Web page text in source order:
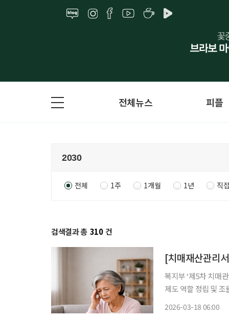
전체뉴스 피플
전체 1주 1개월 1년 직
검색결과 총 310 건
복지부 ‘제5차 치매
제도 역할 정립 및 조율
2026-03-18 06:00